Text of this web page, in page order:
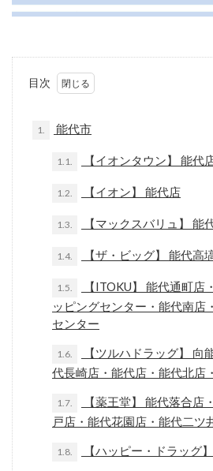
目次
1. 能代市
1.1. 【イオンタウン】 能代
1.2. 【イオン】 能代店
1.3. 【マックスバリュ】 能
1.4. 【ザ・ビッグ】 能代高
1.5.
【ITOKU】 能代通町店
ッピングセンター・能代南店
センター
1.6.
【ツルハドラッグ】 向
代長崎店・能代店・能代北店
1.7.
【薬王堂】 能代落合店
戸店・能代花園店・能代二ツ
1.8. 【ハッピー・ドラッグ